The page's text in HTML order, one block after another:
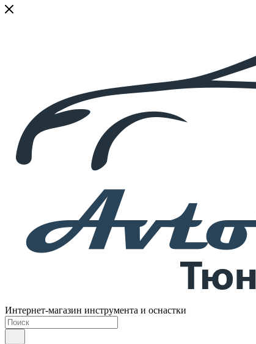
Интернет-магазин инструмента и оснастки